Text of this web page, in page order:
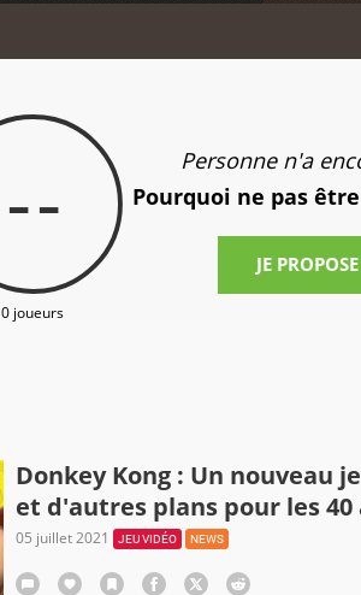
--
0 joueurs
Personne n'a
Pourquoi ne pas
JE
Donkey Kong : Un nouveau
et d'autres plans pour les 40
05 juillet 2021 JEU VIDÉO NEWS